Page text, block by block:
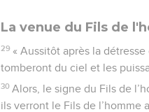
La venue du Fils de
29 « Aussitôt après la
tomberont du ciel et les
30 Alors, le signe du Fils de
ils verront le Fils de l’homme